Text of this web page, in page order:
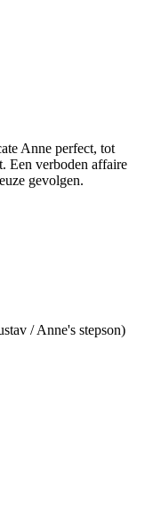
Anne perfect, tot
Een verboden affaire
gevolgen.
/ Anne's stepson)